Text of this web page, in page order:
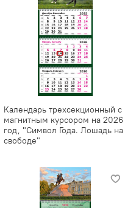
Календарь трехсекционный с
магнитным курсором на 2026
год, "Символ Года. Лошадь на
свободе"